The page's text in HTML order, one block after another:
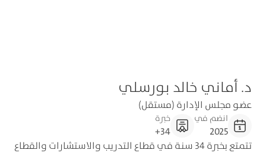
د. أماني خالد بورسلي
عضو مجلس الإدارة (مستقل)
انضم في
2025
خبرة
34+
تتمتع بخبرة 34 سنة في قطاع التدريب والاستشارات والقطاع